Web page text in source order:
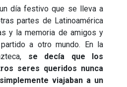
día festivo que se lleva a
partes de Latinoamérica
y la memoria de amigos y
a otro mundo. En la
se decía que los
seres queridos nunca
viajaban a un